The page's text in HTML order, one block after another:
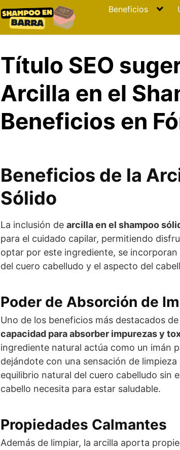
Beneficios
Título SEO
Arcilla en el
Beneficios en
Beneficios de la
Sólido
La inclusión de arcilla en el shampoo
para el cuidado capilar, permitiendo
optar por este ingrediente, se
del cuero cabelludo y el aspecto del
Poder de Absorción de
Uno de los beneficios más destacados
capacidad para absorber impurezas y
ingrediente natural actúa como un imán
dejándote con una sensación de
equilibrio natural del cuero cabelludo sin
cabello necesita para estar saludable.
Propiedades Calmantes
Además de limpiar, la arcilla aporta